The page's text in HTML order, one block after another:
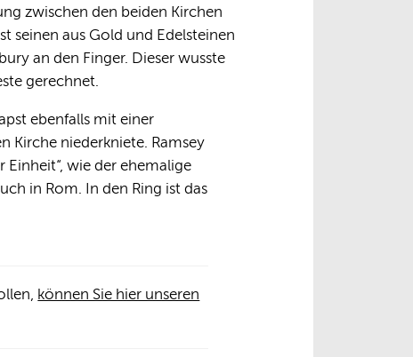
zwischen den beiden Kirchen
seinen aus Gold und Edelsteinen
an den Finger. Dieser wusste
gerechnet.
ebenfalls mit einer
Kirche niederkniete. Ramsey
Einheit“, wie der ehemalige
in Rom. In den Ring ist das
können Sie hier unseren